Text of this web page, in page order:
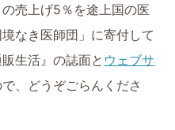
売上げ5％を途上国の医
なき医師団」に寄付して
生活』の誌面と ウェブサ
、どうぞごらんくださ